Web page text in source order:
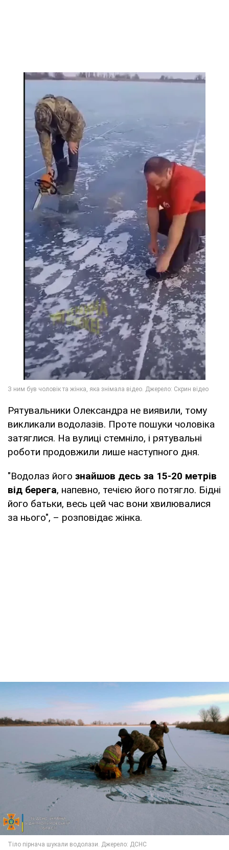
Рятувальники Олександра не виявили, тому
викликали водолазів. Проте пошуки чоловіка
затяглися. На вулиці стемніло, і рятувальні
роботи продовжили лише наступного дня.
"Водолаз його знайшов десь за 15-20 метрів
від берега, напевно, течією його потягло. Бідні
його батьки, весь цей час вони хвилювалися
за нього", – розповідає жінка.